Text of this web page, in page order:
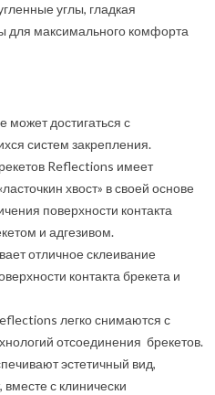
углы, гладкая
для максимального комфорта
достигаться с
систем закрепления.
Reflections имеет
хвост» в своей основе
поверхности контакта
и адгезивом.
отличное склеивание
контакта брекета и
легко снимаются с
отсоединения брекетов.
эстетичный вид,
вместе с клинически